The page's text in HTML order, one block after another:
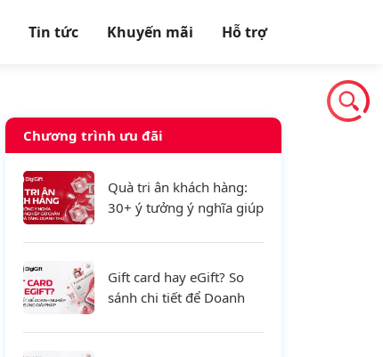
Tin tức Khuyến mãi Hỗ trợ
Chương trình ưu đãi
Quà tri ân khách hàng:
30+ ý tưởng ý nghĩa giúp
khách hàng và tăng
doanh thu
Gift card hay eGift? So
sánh chi tiết để Doanh
giải pháp